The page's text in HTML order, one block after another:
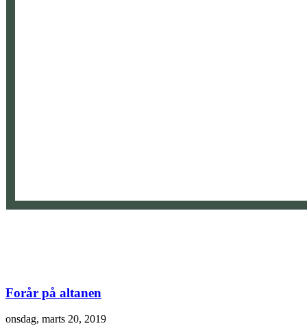
Forår på altanen
onsdag, marts 20, 2019